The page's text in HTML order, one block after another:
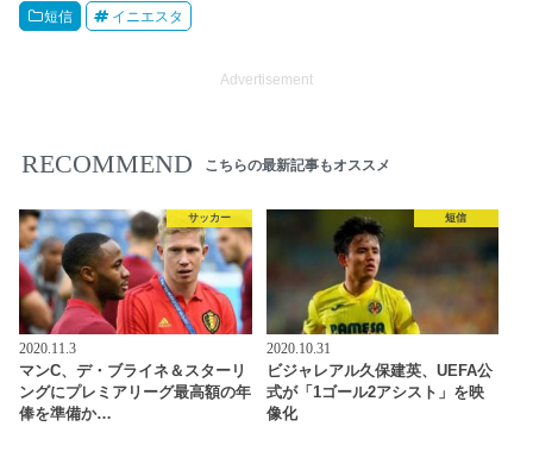
短信 イニエスタ
Advertisement
RECOMMEND こちらの最新記事もオススメ
サッカー
2020.11.3
マンC、デ・ブライネ＆スターリ
ングにプレミアリーグ最高額の年
俸を準備か…
短信
2020.10.31
ビジャレアル久保建英、UEFA公
式が「1ゴール2アシスト」を映
像化